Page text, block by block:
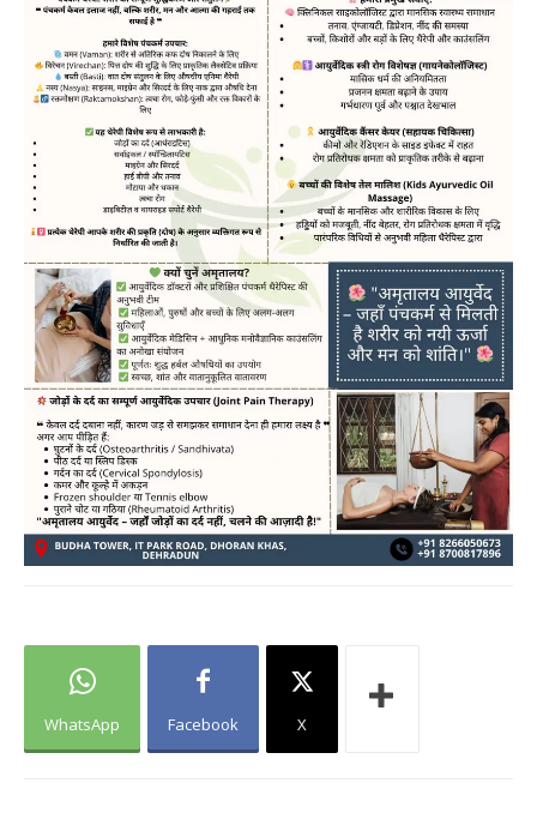
WhatsApp Facebook X